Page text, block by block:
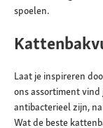
spoelen.
Laat je inspireren
ons assortiment
antibacterieel zijn,
Wat de beste